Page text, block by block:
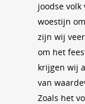
joodse
woestijn
zijn wij
om het
krijgen wij
van
Zoals het